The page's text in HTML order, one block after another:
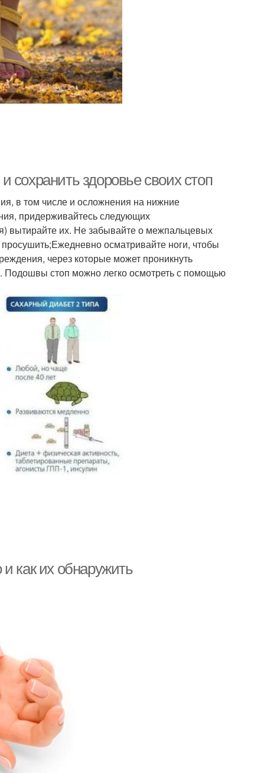
сохранить здоровье своих стоп
в том числе и осложнения на нижние
придерживайтесь следующих
вытирайте их. Не забывайте о межпальцевых
осматривайте ноги, чтобы
через которые может проникнуть
Подошвы стоп можно легко осмотреть с помощью
как их обнаружить